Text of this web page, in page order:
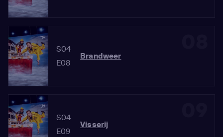
S04
E08
Brandweer
S04
E09
Visserij